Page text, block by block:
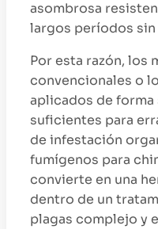
asombrosa
largos períodos sin
Por esta razón, los
convencionales o
aplicados de
suficientes para
de infestación
fumígenos para
convierte en una
dentro de un
plagas complejo y